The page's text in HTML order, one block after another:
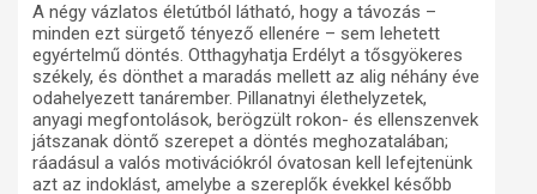
A négy vázlatos életútból látható, hogy a távozás –
minden ezt sürgető tényező ellenére – sem lehetett
egyértelmű döntés. Otthagyhatja Erdélyt a tősgyökeres
székely, és dönthet a maradás mellett az alig néhány éve
odahelyezett tanárember. Pillanatnyi élethelyzetek,
anyagi megfontolások, berögzült rokon- és ellenszenvek
játszanak döntő szerepet a döntés meghozatalában;
ráadásul a valós motivációkról óvatosan kell lefejtenünk
azt az indoklást, amelybe a szereplők évekkel később